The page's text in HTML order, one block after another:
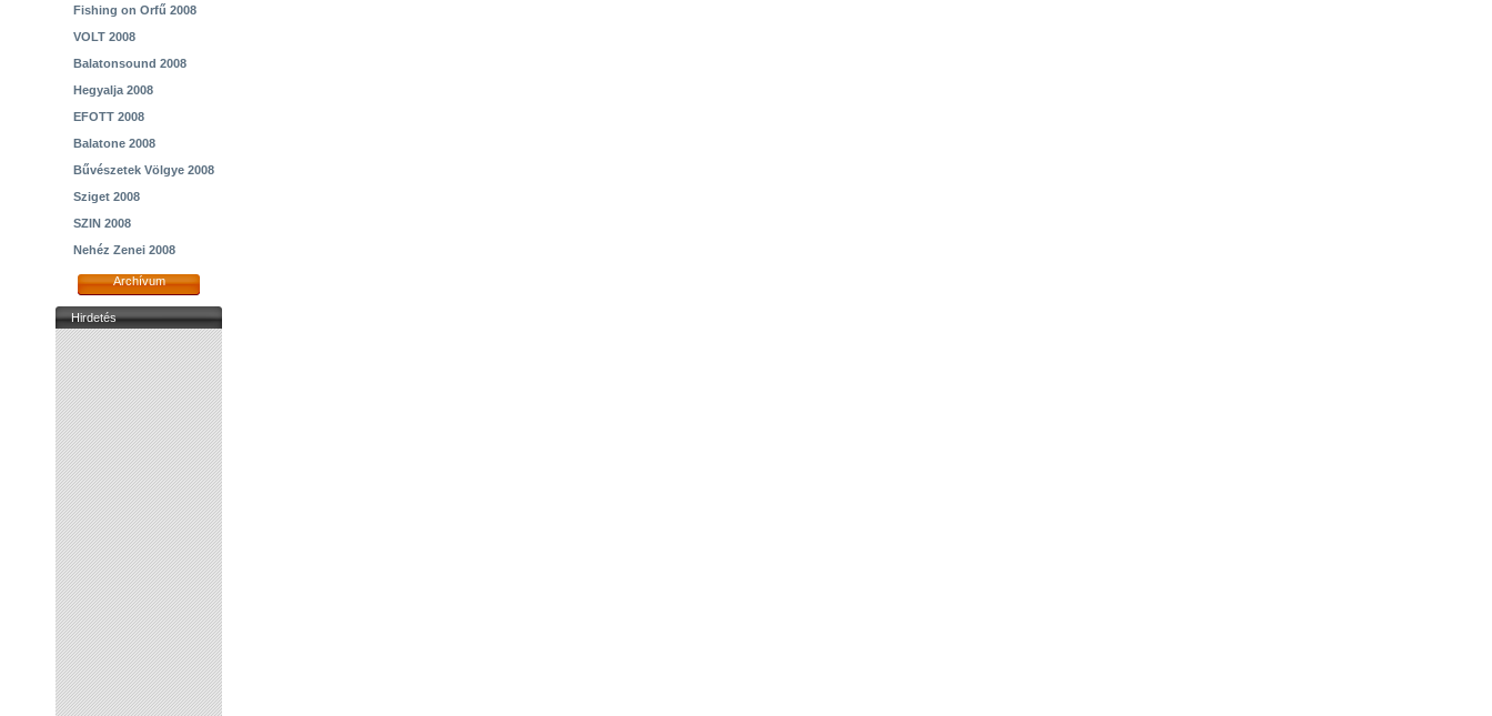
Fishing on Orfű 2008
VOLT 2008
Balatonsound 2008
Hegyalja 2008
EFOTT 2008
Balatone 2008
Bűvészetek Völgye 2008
Sziget 2008
SZIN 2008
Nehéz Zenei 2008
Archívum
Hirdetés